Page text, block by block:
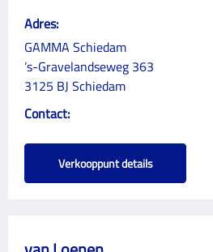
Adres:
GAMMA Schiedam
’s-Gravelandseweg 363
3125 BJ Schiedam
Contact:
Verkooppunt details